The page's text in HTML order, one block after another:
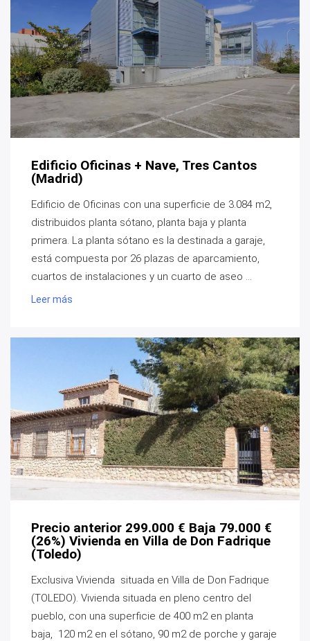
Edificio Oficinas + Nave, Tres Cantos
(Madrid)
Edificio de Oficinas con una superficie de 3.084 m2,
distribuidos planta sótano, planta baja y planta
primera. La planta sótano es la destinada a garaje,
está compuesta por 26 plazas de aparcamiento,
cuartos de instalaciones y un cuarto de aseo ...
Leer más
Precio anterior 299.000 € Baja 79.000 €
(26%) Vivienda en Villa de Don Fadrique
(Toledo)
Exclusiva Vivienda situada en Villa de Don Fadrique
(TOLEDO). Vivienda situada en pleno centro del
pueblo, con una superficie de 400 m2 en planta
baja, 120 m2 en el sótano, 90 m2 de porche y garaje